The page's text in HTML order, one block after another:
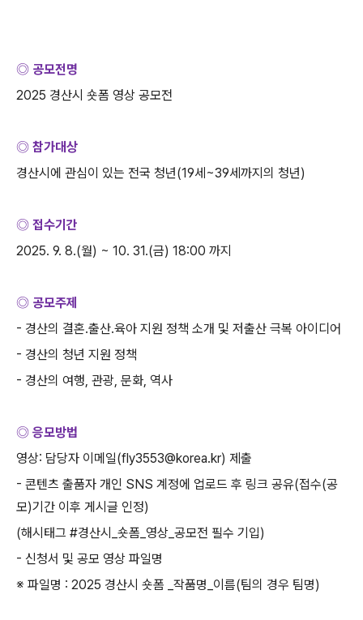
◎ 공모전명
2025 경산시 숏폼 영상 공모전
◎ 참가대상
경산시에 관심이 있는 전국 청년(19세 ~39세까지의 청년)
◎ 접수기간
2025. 9. 8.(월) ~ 10. 31.(금) 18:00 까지
◎ 공모주제
- 경산의 결혼․출산․육아 지원 정책 소개 및 저출산 극복 아이디어
- 경산의 청년 지원 정책
- 경산의 여행, 관광, 문화, 역사
◎ 응모방법
영상: 담당자 이메일(fly3553@korea.kr) 제출
- 콘텐츠 출품자 개인 SNS 계정에 업로드 후 링크 공유(접수(공
모)기간 이후 게시글 인정)
(해시태그 #경산시 숏폼 영상 공모전 필수 기입)
- 신청서 및 공모 영상 파일명
※ 파일명 : 2025 경산시 숏폼 작품명 이름(팀의 경우 팀명)